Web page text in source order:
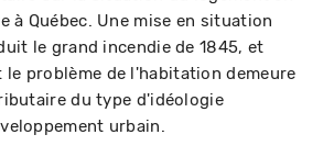
à Québec. Une mise en situation
le grand incendie de 1845, et
le problème de l'habitation demeure
du type d'idéologie
urbain.